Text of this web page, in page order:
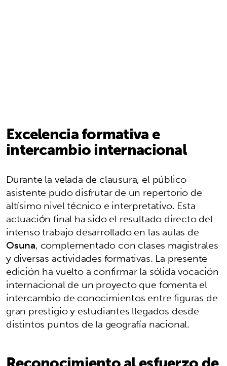
Excelencia formativa e
intercambio internacional
Durante la velada de clausura, el público
asistente pudo disfrutar de un repertorio de
altísimo nivel técnico e interpretativo. Esta
actuación final ha sido el resultado directo del
intenso trabajo desarrollado en las aulas de
Osuna, complementado con clases magistrales
y diversas actividades formativas. La presente
edición ha vuelto a confirmar la sólida vocación
internacional de un proyecto que fomenta el
intercambio de conocimientos entre figuras de
gran prestigio y estudiantes llegados desde
distintos puntos de la geografía nacional.